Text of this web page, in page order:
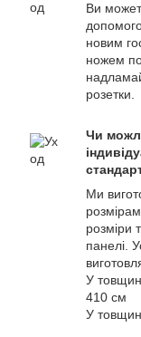
Ви
новим
ножем
розетки.
Чи
Ми
розміри
панелі.
У
410 см
У